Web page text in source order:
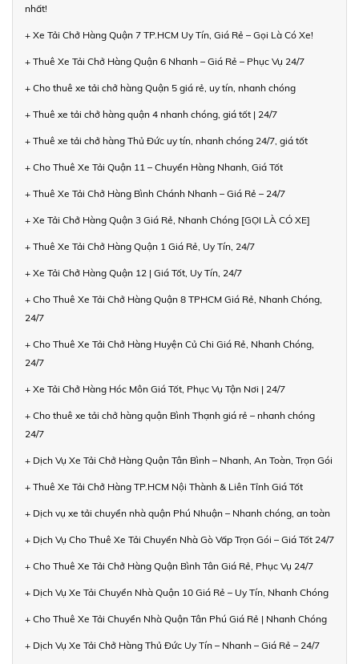
nhất!
+ Xe Tải Chở Hàng Quận 7 TP.HCM Uy Tín, Giá Rẻ – Gọi Là Có Xe!
+ Thuê Xe Tải Chở Hàng Quận 6 Nhanh – Giá Rẻ – Phục Vụ 24/7
+ Cho thuê xe tải chở hàng Quận 5 giá rẻ, uy tín, nhanh chóng
+ Thuê xe tải chở hàng quận 4 nhanh chóng, giá tốt | 24/7
+ Thuê xe tải chở hàng Thủ Đức uy tín, nhanh chóng 24/7, giá tốt
+ Cho Thuê Xe Tải Quận 11 – Chuyển Hàng Nhanh, Giá Tốt
+ Thuê Xe Tải Chở Hàng Bình Chánh Nhanh – Giá Rẻ – 24/7
+ Xe Tải Chở Hàng Quận 3 Giá Rẻ, Nhanh Chóng [GỌI LÀ CÓ XE]
+ Thuê Xe Tải Chở Hàng Quận 1 Giá Rẻ, Uy Tín, 24/7
+ Xe Tải Chở Hàng Quận 12 | Giá Tốt, Uy Tín, 24/7
+ Cho Thuê Xe Tải Chở Hàng Quận 8 TPHCM Giá Rẻ, Nhanh Chóng,
24/7
+ Cho Thuê Xe Tải Chở Hàng Huyện Củ Chi Giá Rẻ, Nhanh Chóng,
24/7
+ Xe Tải Chở Hàng Hóc Môn Giá Tốt, Phục Vụ Tận Nơi | 24/7
+ Cho thuê xe tải chở hàng quận Bình Thạnh giá rẻ – nhanh chóng
24/7
+ Dịch Vụ Xe Tải Chở Hàng Quận Tân Bình – Nhanh, An Toàn, Trọn Gói
+ Thuê Xe Tải Chở Hàng TP.HCM Nội Thành & Liên Tỉnh Giá Tốt
+ Dịch vụ xe tải chuyển nhà quận Phú Nhuận – Nhanh chóng, an toàn
+ Dịch Vụ Cho Thuê Xe Tải Chuyển Nhà Gò Vấp Trọn Gói – Giá Tốt 24/7
+ Cho Thuê Xe Tải Chở Hàng Quận Bình Tân Giá Rẻ, Phục Vụ 24/7
+ Dịch Vụ Xe Tải Chuyển Nhà Quận 10 Giá Rẻ – Uy Tín, Nhanh Chóng
+ Cho Thuê Xe Tải Chuyển Nhà Quận Tân Phú Giá Rẻ | Nhanh Chóng
+ Dịch Vụ Xe Tải Chở Hàng Thủ Đức Uy Tín – Nhanh – Giá Rẻ – 24/7